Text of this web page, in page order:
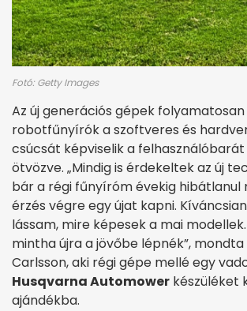
Fotó: Getty Images
Az új generációs gépek
robotfűnyírók a szoftveres és
csúcsát képviselik a
ötvözve. „Mindig is érdekeltek az új
bár a régi fűnyíróm évekig hibátlanul
érzés végre egy újat kapni.
lássam, mire képesek a mai
mintha újra a jövőbe lépnék”,
Carlsson, aki régi gépe mellé egy
Husqvarna Automower készüléket
ajándékba.